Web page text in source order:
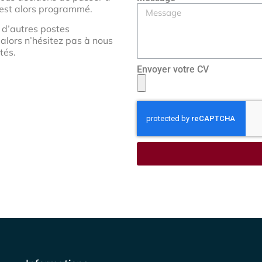
alors programmé.
postes
n’hésitez pas à nous
Envoyer votre CV